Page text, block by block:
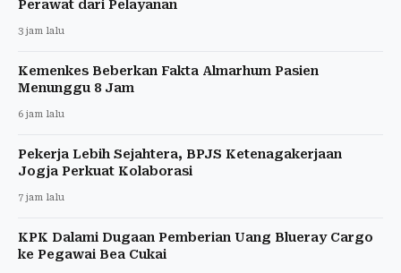
Perawat dari Pelayanan
3 jam lalu
Kemenkes Beberkan Fakta Almarhum Pasien
Menunggu 8 Jam
6 jam lalu
Pekerja Lebih Sejahtera, BPJS Ketenagakerjaan
Jogja Perkuat Kolaborasi
7 jam lalu
KPK Dalami Dugaan Pemberian Uang Blueray Cargo
ke Pegawai Bea Cukai